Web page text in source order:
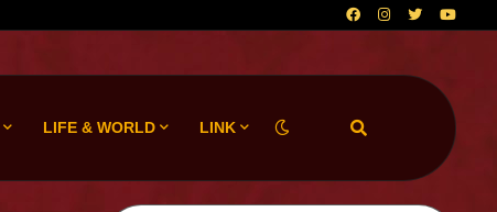
LIFE & WORLD LINK